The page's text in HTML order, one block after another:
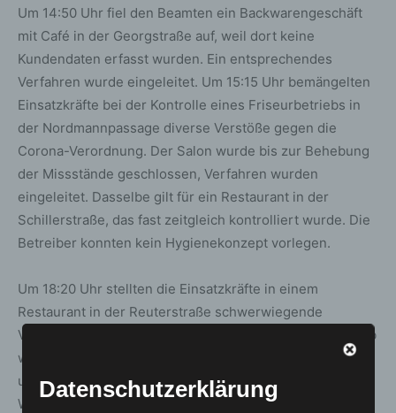
Um 14:50 Uhr fiel den Beamten ein Backwarengeschäft
mit Café in der Georgstraße auf, weil dort keine
Kundendaten erfasst wurden. Ein entsprechendes
Verfahren wurde eingeleitet. Um 15:15 Uhr bemängelten
Einsatzkräfte bei der Kontrolle eines Friseurbetriebs in
der Nordmannpassage diverse Verstöße gegen die
Corona-Verordnung. Der Salon wurde bis zur Behebung
der Missstände geschlossen, Verfahren wurden
eingeleitet. Dasselbe gilt für ein Restaurant in der
Schillerstraße, das fast zeitgleich kontrolliert wurde. Die
Betreiber konnten kein Hygienekonzept vorlegen.
Um 18:20 Uhr stellten die Einsatzkräfte in einem
Restaurant in der Reuterstraße schwerwiegende
Verstöße gegen die Corona-Verordnung fest. Der Betrieb
wurde vorläufig untersagt. Da sich der Betreiber
uneinsichtig zeigte, wurde die Gaststätte versiegelt.
Wenig später wurden wegen diverser Verstöße auch
Datenschutzerklärung